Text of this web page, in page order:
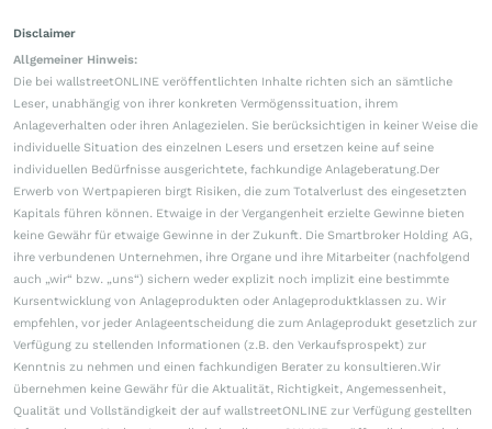
Disclaimer
Allgemeiner Hinweis:
Die bei wallstreetONLINE veröffentlichten Inhalte richten sich an sämtliche
Leser, unabhängig von ihrer konkreten Vermögenssituation, ihrem
Anlageverhalten oder ihren Anlagezielen. Sie berücksichtigen in keiner Weise die
individuelle Situation des einzelnen Lesers und ersetzen keine auf seine
individuellen Bedürfnisse ausgerichtete, fachkundige Anlageberatung.Der
Erwerb von Wertpapieren birgt Risiken, die zum Totalverlust des eingesetzten
Kapitals führen können. Etwaige in der Vergangenheit erzielte Gewinne bieten
keine Gewähr für etwaige Gewinne in der Zukunft. Die Smartbroker Holding AG,
ihre verbundenen Unternehmen, ihre Organe und ihre Mitarbeiter (nachfolgend
auch „wir“ bzw. „uns“) sichern weder explizit noch implizit eine bestimmte
Kursentwicklung von Anlageprodukten oder Anlageproduktklassen zu. Wir
empfehlen, vor jeder Anlageentscheidung die zum Anlageprodukt gesetzlich zur
Verfügung zu stellenden Informationen (z.B. den Verkaufsprospekt) zur
Kenntnis zu nehmen und einen fachkundigen Berater zu konsultieren.Wir
übernehmen keine Gewähr für die Aktualität, Richtigkeit, Angemessenheit,
Qualität und Vollständigkeit der auf wallstreetONLINE zur Verfügung gestellten